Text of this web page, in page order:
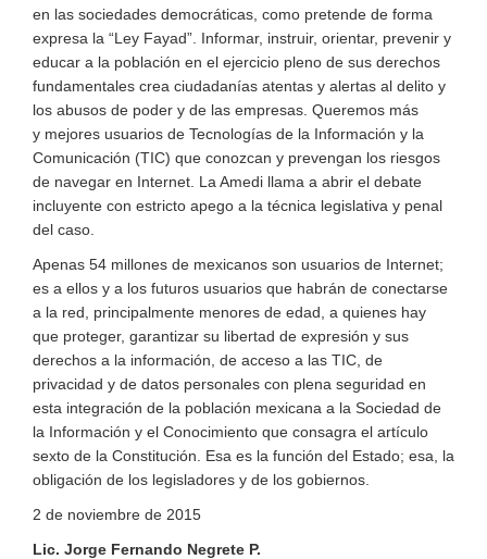
en las sociedades democráticas , como pretende de forma
expresa la “Ley Fayad” . Informar, instruir, orientar, prevenir y
educar a la población en el ejercicio pleno de sus derechos
fundamentales crea ciudadanías atentas y alertas al delito y
los abusos de poder y de las empresas. Queremos más
y mejores usuarios de Tecnologías de la Información y la
Comunicación (TIC) que conozcan y prevengan los riesgos
de navegar en Internet. La Amedi llama a abrir el debate
incluyente con estricto apego a la técnica legislativa y penal
del caso.
Apenas 54 millones de mexicanos son usuarios de Internet;
es a ellos y a los futuros usuarios que habrán de conectarse
a la red , principalmente menores de edad, a quienes hay
que proteger, garantizar su libertad de expresión y sus
derechos a la información, de acceso a las TIC , de
privacidad y de datos personales con plena seguridad en
esta integración de la población mexicana a la Sociedad de
la Información y el Conocimiento que consagra el artículo
sexto de la Constitución
Esa es la función del Estado; esa, la
obligación de los legisladores y de los gobiernos.
2 de noviembre de 2015
Lic. Jorge Fernando Negrete P.